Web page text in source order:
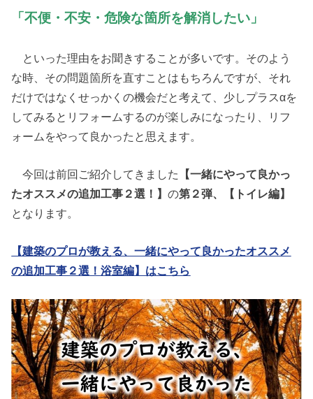
「不便・不安・危険な箇所を解消したい」
といった理由をお聞きすることが多いです。そのよう
な時、その問題箇所を直すことはもちろんですが、それ
だけではなくせっかくの機会だと考えて、少しプラスαを
してみるとリフォームするのが楽しみになったり、リフ
ォームをやって良かったと思えます。
今回は前回ご紹介してきました
【一緒にやって良かっ
たオススメの追加工事２選！】の第２弾、【トイレ編】
となります。
【建築のプロが教える、一緒にやって良かったオススメ
の追加工事２選！浴室編】はこちら